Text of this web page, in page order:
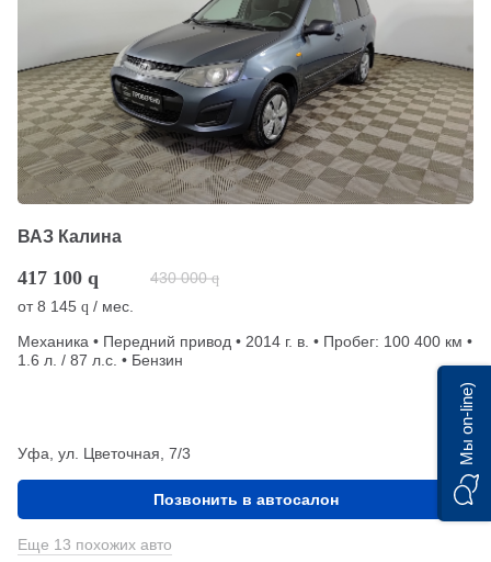
ВАЗ Калина
417 100 q 430 000 q
от8 145 q / мес.
Механика • Передний привод • 2014 г. в. • Пробег: 100 400 км •
1.6 л. / 87 л.с. • Бензин
Уфа, ул. Цветочная, 7/3
Позвонить в автосалон
Еще 13 похожих авто
Мы on-line)